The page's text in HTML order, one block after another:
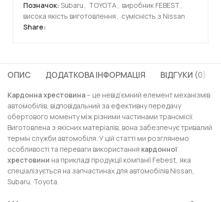
Позначок: Subaru , TOYOTA, виробник FEBEST ,
висока якість виготовлення , сумісність з Nissan
Share:
ОПИС ДОДАТКОВА ІНФОРМАЦІЯ ВІДГУКИ (0)
Кардонна хрестовина – це невід’ємний елемент механізмів
автомобілів, відповідальний за ефективну передачу
обертового моменту між різними частинами трансмісії.
Виготовлена з якісних матеріалів, вона забезпечує тривалий
термін служби автомобіля. У цій статті ми розглянемо
особливості та переваги використання кардонної
хрестовини на прикладі продукції компанії Febest, яка
спеціалізується на запчастинах для автомобілів Nissan,
Subaru, Toyota.